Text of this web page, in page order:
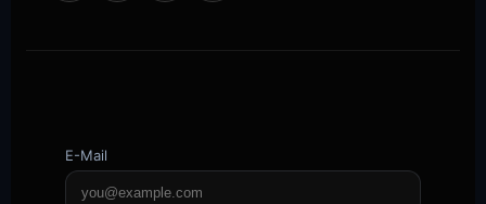
E-Mail